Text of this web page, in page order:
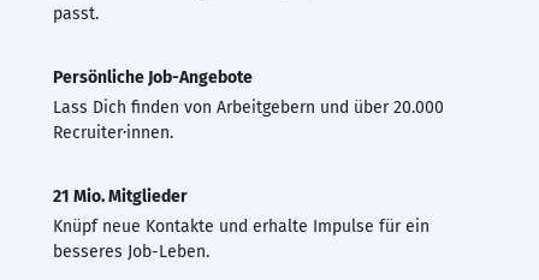
passt.
Persönliche Job-Angebote
Lass Dich finden von Arbeitgebern und über 20.000
Recruiter·innen.
21 Mio. Mitglieder
Knüpf neue Kontakte und erhalte Impulse für ein
besseres Job-Leben.